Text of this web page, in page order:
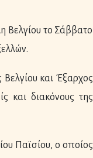
Βελγίου το Σάββατο
και Έξαρχος
και διακόνους της
Παϊσίου, ο οποίος